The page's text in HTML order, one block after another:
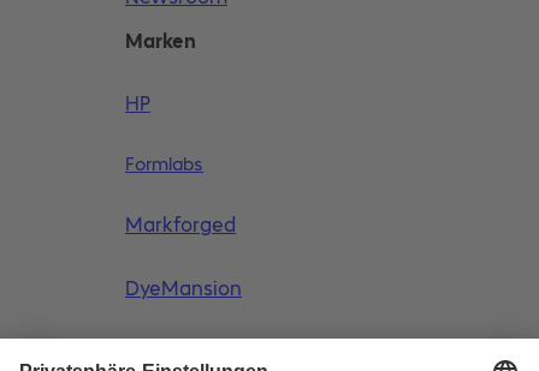
Marken
HP
Formlabs
Markforged
DyeMansion